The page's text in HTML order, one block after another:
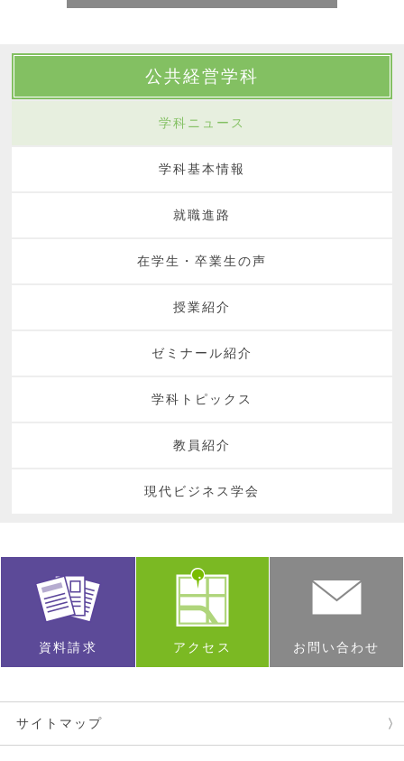
公共経営学科
学科ニュース
学科基本情報
就職進路
在学生・卒業生の声
授業紹介
ゼミナール紹介
学科トピックス
教員紹介
現代ビジネス学会
資料請求 アクセス お問い合わせ
サイトマップ